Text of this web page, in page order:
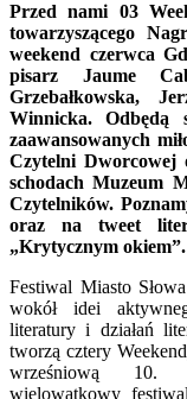
Przed nami 03
towarzyszącego
weekend czerwca
pisarz Jaume
Grzebałkowska,
Winnicka. Odbędą
zaawansowanych
Czytelni Dworcowej
schodach Muzeum
Czytelników.
oraz na tweet
„Krytycznym okiem”.
Festiwal Miasto
wokół idei
literatury i działań
tworzą cztery
wrześniową
wielowątkowy